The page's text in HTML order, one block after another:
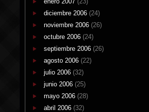
diciembre 2006 (24)
noviembre 2006 (26)
octubre 2006 (24)
septiembre 2006 (26)
agosto 2006 (22)
julio 2006 (32)
junio 2006 (25)
mayo 2006 (28)
abril 2006 (32)